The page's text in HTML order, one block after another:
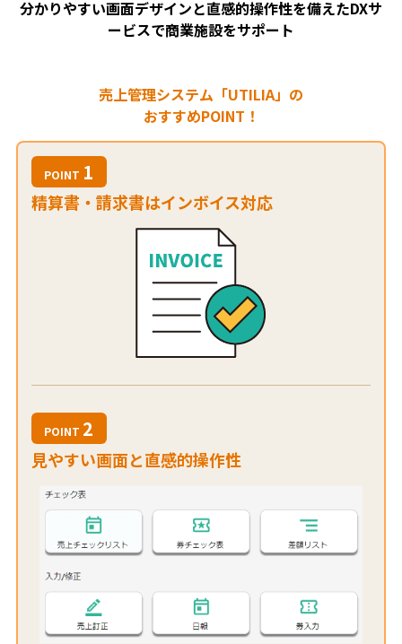
分かりやすい画面デザインと直感的操作性を備えたDXサ
ービスで商業施設をサポート
売上管理システム「UTILIA」の
おすすめPOINT！
POINT 1
精算書・請求書はインボイス対応
POINT 2
見やすい画面と直感的操作性